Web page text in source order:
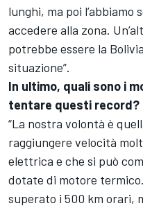
lunghi, ma poi
accedere alla zona.
potrebbe essere la
situazione”.
In ultimo, quali sono i
tentare questi record?
“La nostra volontà è
raggiungere velocità
elettrica e che si può
dotate di motore
superato i 500 km orari,